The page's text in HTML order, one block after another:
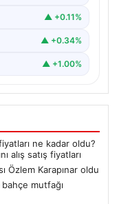
▲ +0.11%
▲ +0.34%
▲ +1.00%
ne kadar oldu?
alış satış fiyatları
Özlem Karapınar oldu
mutfağı